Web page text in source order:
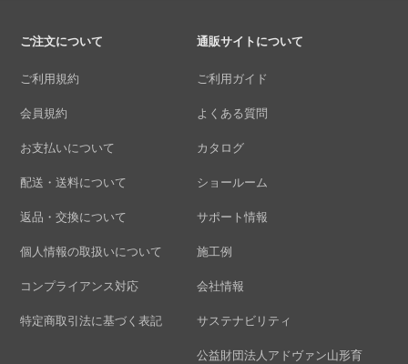
ご注文について
ご利用規約
会員規約
お支払いについて
配送・送料について
返品・交換について
個人情報の取扱いについて
コンプライアンス対応
特定商取引法に基づく表記
通販サイトについて
ご利用ガイド
よくある質問
カタログ
ショールーム
サポート情報
施工例
会社情報
サステナビリティ
公益財団法人アドヴァン山形育